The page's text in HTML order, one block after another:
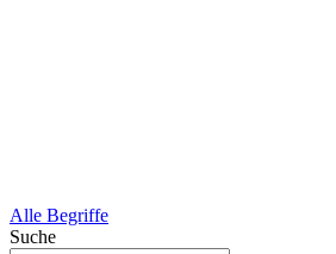
Alle Begriffe
Suche